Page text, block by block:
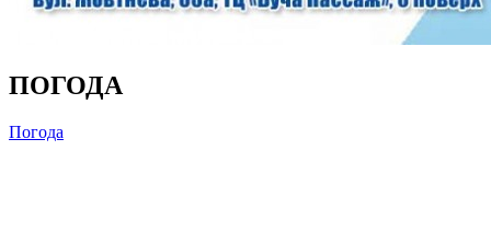
ПОГОДА
Погода